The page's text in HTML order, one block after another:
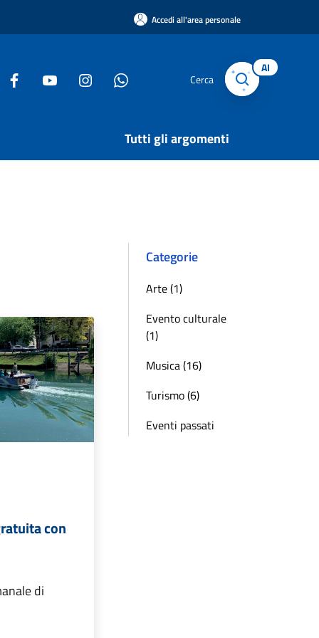
Accedi all'area personale
Cerca
AI
Tutti gli argomenti
con
di
Categorie
Arte (1)
Evento culturale
(1)
Musica (16)
Turismo (6)
Eventi passati